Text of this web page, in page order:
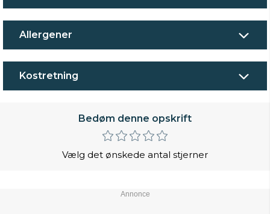
Allergener
Kostretning
Bedøm denne opskrift
Vælg det ønskede antal stjerner